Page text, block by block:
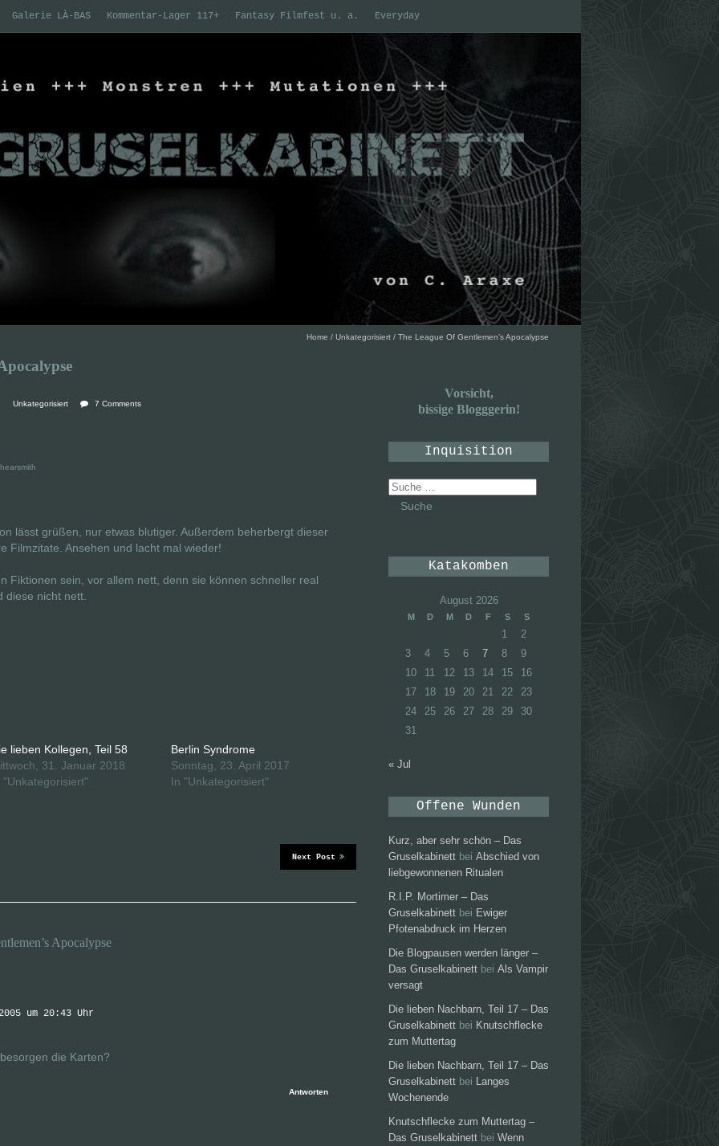
Galerie LÀ-BAS Kommentar-Lager 117+ Fantasy Filmfest u. a. Everyday
Home / Unkategorisiert / The League Of Gentlemen’s Apocalypse
Unkategorisiert 7 Comments
lässt grüßen, nur etwas blutiger. Außerdem beherbergt dieser
Filmzitate. Ansehen und lacht mal wieder!
Fiktionen sein, vor allem nett, denn sie können schneller real
diese nicht nett.
lieben Kollegen, Teil 58
31. Januar 2018
"Unkategorisiert"
Berlin Syndrome
Sonntag, 23. April 2017
In "Unkategorisiert"
Next Post
Apocalypse
um 20:43 Uhr
die Karten?
Antworten
Vorsicht,
bissige Blogggerin!
Inquisition
Suche
nach:
Katakomben
August 2026
M D M D F S S
1
2
3
4 5 6 7 8
9
10
11 12 13 14 15
16
17
18 19 20 21 22
23
24
25 26 27 28 29
30
31
« Jul
Offene Wunden
Kurz, aber sehr schön – Das
Gruselkabinett bei Abschied von
liebgewonnenen Ritualen
R.I.P. Mortimer – Das
Gruselkabinett bei Ewiger
Pfotenabdruck im Herzen
Die Blogpausen werden länger –
Das Gruselkabinett bei Als Vampir
versagt
Die lieben Nachbarn, Teil 17 – Das
Gruselkabinett bei Knutschflecke
zum Muttertag
Die lieben Nachbarn, Teil 17 – Das
Gruselkabinett bei Langes
Wochenende
Knutschflecke zum Muttertag –
Das Gruselkabinett bei Wenn